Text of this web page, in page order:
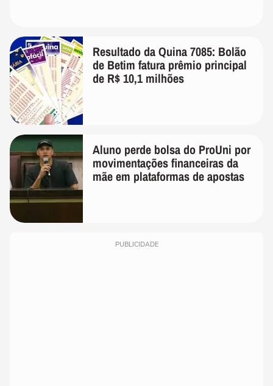
Resultado da Quina 7085: Bolão
de Betim fatura prêmio principal
de R$ 10,1 milhões
Aluno perde bolsa do ProUni por
movimentações financeiras da
mãe em plataformas de apostas
PUBLICIDADE